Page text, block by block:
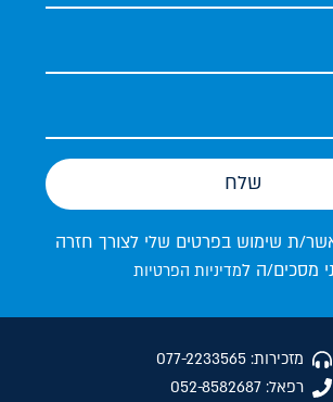
ת שימוש בפרטים שלי לצורך חזרה
מסכים/ה למדיניות הפרטיות
שלח
מזכירות: 077-2233565
רפאל: 052-8582687